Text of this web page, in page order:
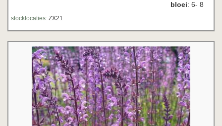
bloei: 6- 8
stocklocaties: ZX21